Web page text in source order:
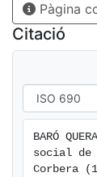
Pàgina
Citació
BARÓ
social de
Corbera